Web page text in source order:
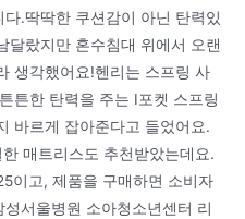
.딱딱한 쿠션감이 아닌 탄력있
달랐지만 혼수침대 위에서 오랜
생각했어요!헨리는 스프링 사
튼한 탄력을 주는 I포켓 스프링
바르게 잡아준다고 들었어요.
매트리스도 추천받았는데요.
이고, 제품을 구매하면 소비자
서울병원 소아청소년센터 리